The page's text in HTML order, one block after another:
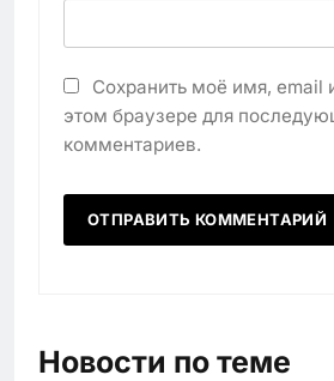
Сохранить моё имя, email
этом браузере для
комментариев.
Новости по теме